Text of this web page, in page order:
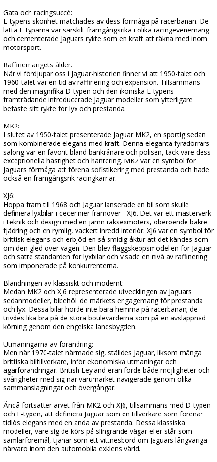
Gata och racingsuccé:
E-typens skönhet matchades av dess förmåga på racerbanan. De
lätta E-typarna var särskilt framgångsrika i olika racingevenemang
och cementerade Jaguars rykte som en kraft att räkna med inom
motorsport.
Raffinemangets ålder:
När vi fördjupar oss i Jaguar-historien finner vi att 1950-talet och
1960-talet var en tid av raffinering och expansion. Tillsammans
med den magnifika D-typen och den ikoniska E-typens
framträdande introducerade Jaguar modeller som ytterligare
befäste sitt rykte för lyx och prestanda.
MK2:
I slutet av 1950-talet presenterade Jaguar MK2, en sportig sedan
som kombinerade elegans med kraft. Denna eleganta fyradörrars
salong var en favorit bland bankrånare och polisen, tack vare dess
exceptionella hastighet och hantering. MK2 var en symbol för
Jaguars förmåga att förena sofistikering med prestanda och hade
också en framgångsrik racingkarriär.
XJ6:
Hoppa fram till 1968 och Jaguar lanserade en bil som skulle
definiera lyxbilar i decennier framöver - XJ6. Det var ett mästerverk
i teknik och design med en jämn raksexmoters, oberoende bakre
fjädring och en rymlig, vackert inredd interiör. XJ6 var en symbol för
brittisk elegans och erbjöd en så smidig åktur att det kändes som
om den gled över vägen. Den blev flaggskeppsmodellen för Jaguar
och satte standarden för lyxbilar och visade en nivå av raffinering
som imponerade på konkurrenterna.
Blandningen av klassiskt och modernt:
Medan MK2 och XJ6 representerade utvecklingen av Jaguars
sedanmodeller, bibehöll de märkets engagemang för prestanda
och lyx. Dessa bilar hörde inte bara hemma på racerbanan; de
trivdes lika bra på de stora boulevarderna som på en avslappnad
körning genom den engelska landsbygden.
Utmaningarna av förändring:
Men när 1970-talet närmade sig, ställdes Jaguar, liksom många
brittiska biltillverkare, inför ekonomiska utmaningar och
ägarförändringar. British Leyland-eran förde både möjligheter och
svårigheter med sig när varumärket navigerade genom olika
sammanslagningar och övergångar.
Ändå fortsätter arvet från MK2 och XJ6, tillsammans med D-typen
och E-typen, att definiera Jaguar som en tillverkare som förenar
tidlös elegans med en anda av prestanda. Dessa klassiska
modeller, vare sig de körs på slingrande vägar eller står som
samlarföremål, tjänar som ett vittnesbörd om Jaguars långvariga
närvaro inom den automobila exklens värld.